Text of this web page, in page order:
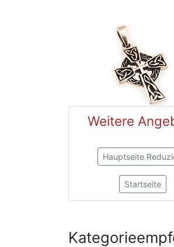
Weitere
Hauptseite
Startseite